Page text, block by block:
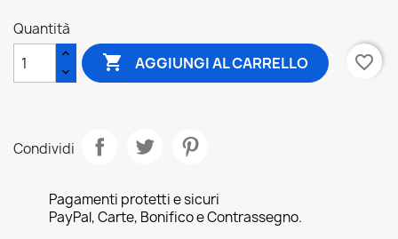
Quantità
 AGGIUNGI AL CARRELLO favorite_border
Condividi
Pagamenti protetti e sicuri
PayPal, Carte, Bonifico e Contrassegno.